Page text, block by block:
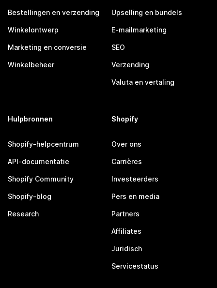
Bestellingen en verzending
Winkelontwerp
Marketing en conversie
Winkelbeheer
Upselling en bundels
E-mailmarketing
SEO
Verzending
Valuta en vertaling
Hulpbronnen
Shopify-helpcentrum
API-documentatie
Shopify Community
Shopify-blog
Research
Shopify
Over ons
Carrières
Investeerders
Pers en media
Partners
Affiliates
Juridisch
Servicestatus